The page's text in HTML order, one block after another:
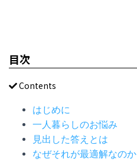
目次
Contents
はじめに
一人暮らしのお悩み
見出した答えとは
なぜそれが最適解なのか